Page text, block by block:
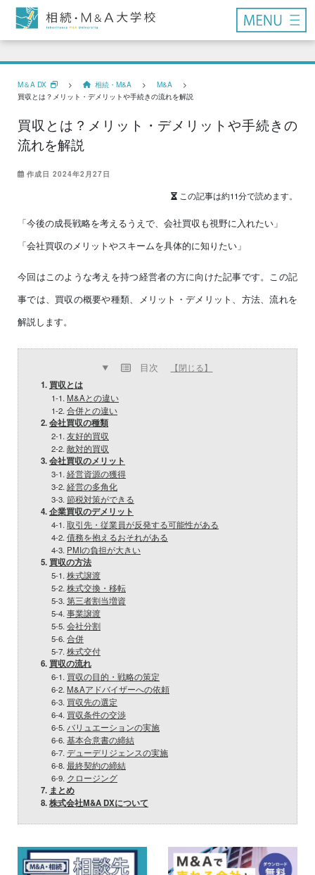
M＆A DX > 相続・M&A >M&A >
買収とは？メリット・デメリットや手続きの流れを解説
買収とは？メリット・デメリットや手続きの
流れを解説
作成日 2024年2月27日
この記事は約11分で読めます。
「今後の成長戦略を考えるうえで、会社買収も視野に入れたい」
「会社買収のメリットやスキームを具体的に知りたい」
今回はこのような考えを持つ経営者の方に向けた記事です。この記
事では、買収の概要や種類、メリット・デメリット、方法、流れを
解説します。
目次 【閉じる】
1. 買収とは
1-1. M&Aとの違い
1-2. 合併との違い
2.会社買収の種類
2-1. 友好的買収
2-2. 敵対的買収
3.会社買収のメリット
3-1. 経営資源の獲得
3-2. 経営の多角化
3-3. 節税対策ができる
4.企業買収のデメリット
4-1. 取引先・従業員が反発する可能性がある
4-2. 債務を抱えるおそれがある
4-3. PMIの負担が大きい
5. 買収の方法
5-1. 株式譲渡
5-2. 株式交換・移転
5-3. 第三者割当増資
5-4. 事業譲渡
5-5. 会社分割
5-6. 合併
5-7. 株式交付
6. 買収の流れ
6-1. 買収の目的・戦略の策定
6-2. M&Aアドバイザーへの依頼
6-3. 買収先の選定
6-4. 買収条件の交渉
6-5. バリュエーションの実施
6-6. 基本合意書の締結
6-7. デューデリジェンスの実施
6-8. 最終契約の締結
6-9. クロージング
7. まとめ
8.株式会社M&A DXについて